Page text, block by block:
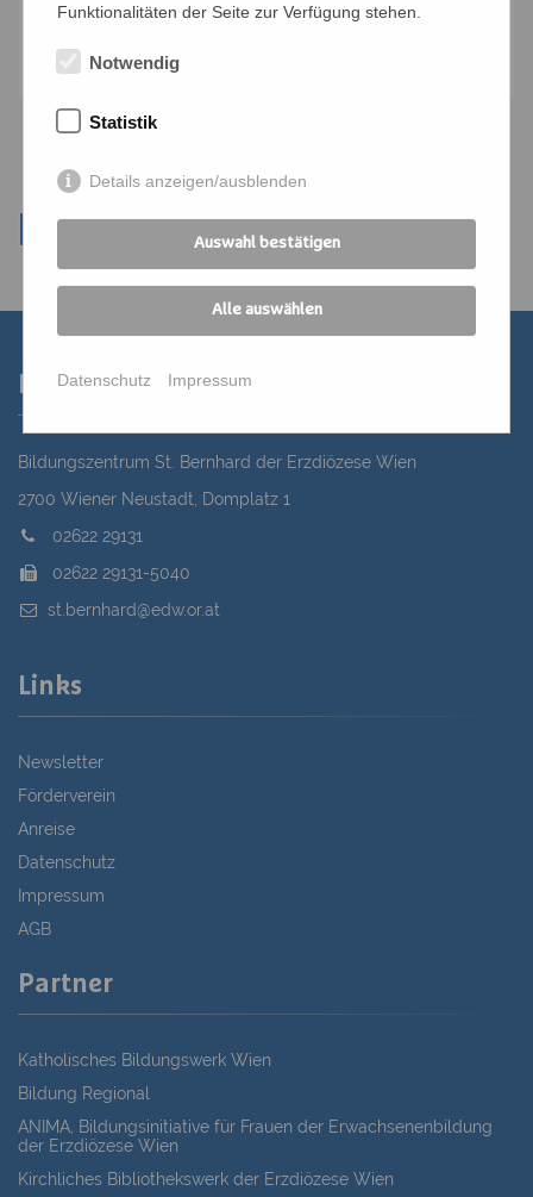
Kontakt
Bildungszentrum St. Bernhard der Erzdiözese Wien
2700 Wiener Neustadt, Domplatz 1
02622 29131
02622 29131-5040
st.bernhard@edw.or.at
Links
Newsletter
Förderverein
Anreise
Datenschutz
Impressum
AGB
Partner
Katholisches Bildungswerk Wien
Bildung Regional
ANIMA, Bildungsinitiative für Frauen der Erwachsenenbildung
der Erzdiözese Wien
Kirchliches Bibliothekswerk der Erzdiözese Wien
Funktionalitäten der Seite zur Verfügung stehen.
Notwendig
Statistik
Details anzeigen/ausblenden
Auswahl bestätigen
Alle auswählen
Datenschutz Impressum